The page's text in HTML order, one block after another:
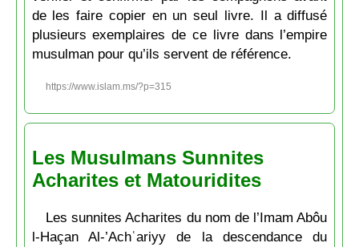
de les faire copier en un seul livre. Il a diffusé
plusieurs exemplaires de ce livre dans l’empire
musulman pour qu’ils servent de référence.
https://www.islam.ms/?p=315
Les Musulmans Sunnites
Acharites et Matouridites
Les sunnites Acharites du nom de l’Imam Abôu
l-Haçan Al-’Achʿariyy de la descendance du